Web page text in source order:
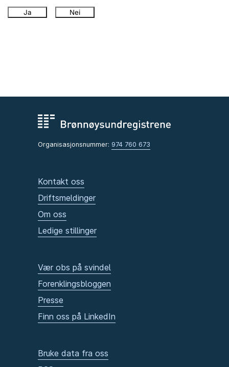
Ja Nei
Organisasjonsnummer: 974 760 673
Kontakt oss
Driftsmeldinger
Om oss
Ledige stillinger
Vær obs på svindel
Forenklingsbloggen
Presse
Finn oss på LinkedIn
Bruke data fra oss